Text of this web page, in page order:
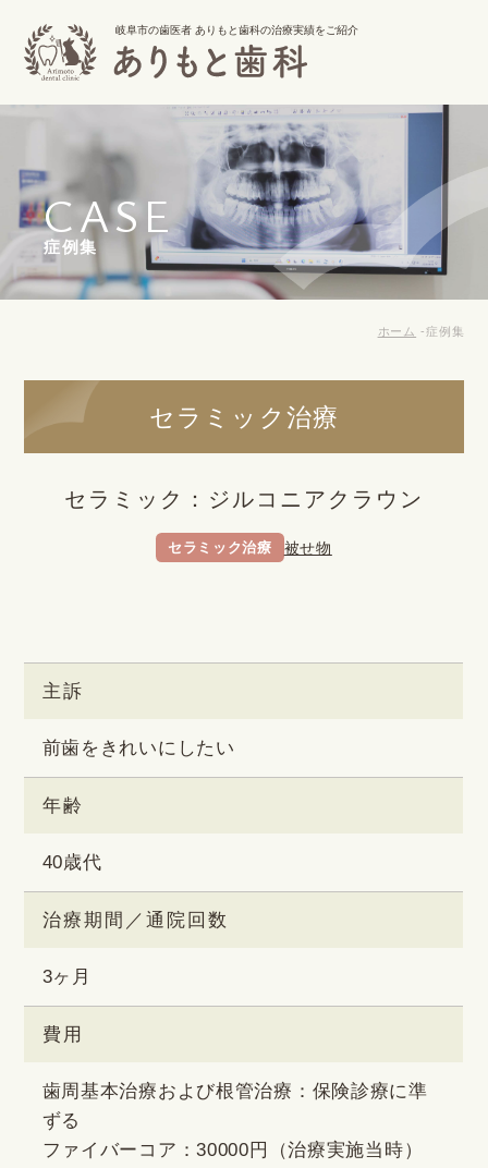
岐阜市の歯医者 ありもと歯科の治療実績をご紹介
CASE
症例集
ホーム 症例集
セラミック治療
セラミック：ジルコニアクラウン
セラミック治療 被せ物
主訴
前歯をきれいにしたい
年齢
40歳代
治療期間／ 通院回数
3ヶ月
費用
歯周基本治療および根管治療：保険診療に準
ずる
ファイバーコア：30000円（治療実施当時）